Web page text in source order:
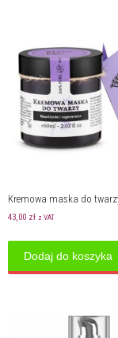
Kremowa maska do
43,00 zł z VAT
Dodaj do koszyka